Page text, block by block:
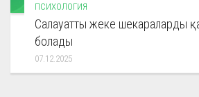
ПСИХОЛОГИЯ
Салауатты жеке шекараларды
болады
07.12.2025